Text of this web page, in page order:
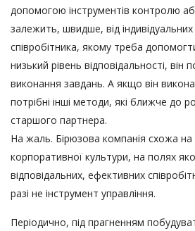
допомогою інструментів контролю
залежить, швидше, від
співробітника, якому треба
низький рівень відповідальності,
виконання завдань. А якщо він
потрібні інші методи, які ближче до
старшого партнера.
На жаль. Бірюзова компанія схожа
корпоративної культури, на полях
відповідальних, ефективних
разі не інструмент управління.
Періодично, під прагненням